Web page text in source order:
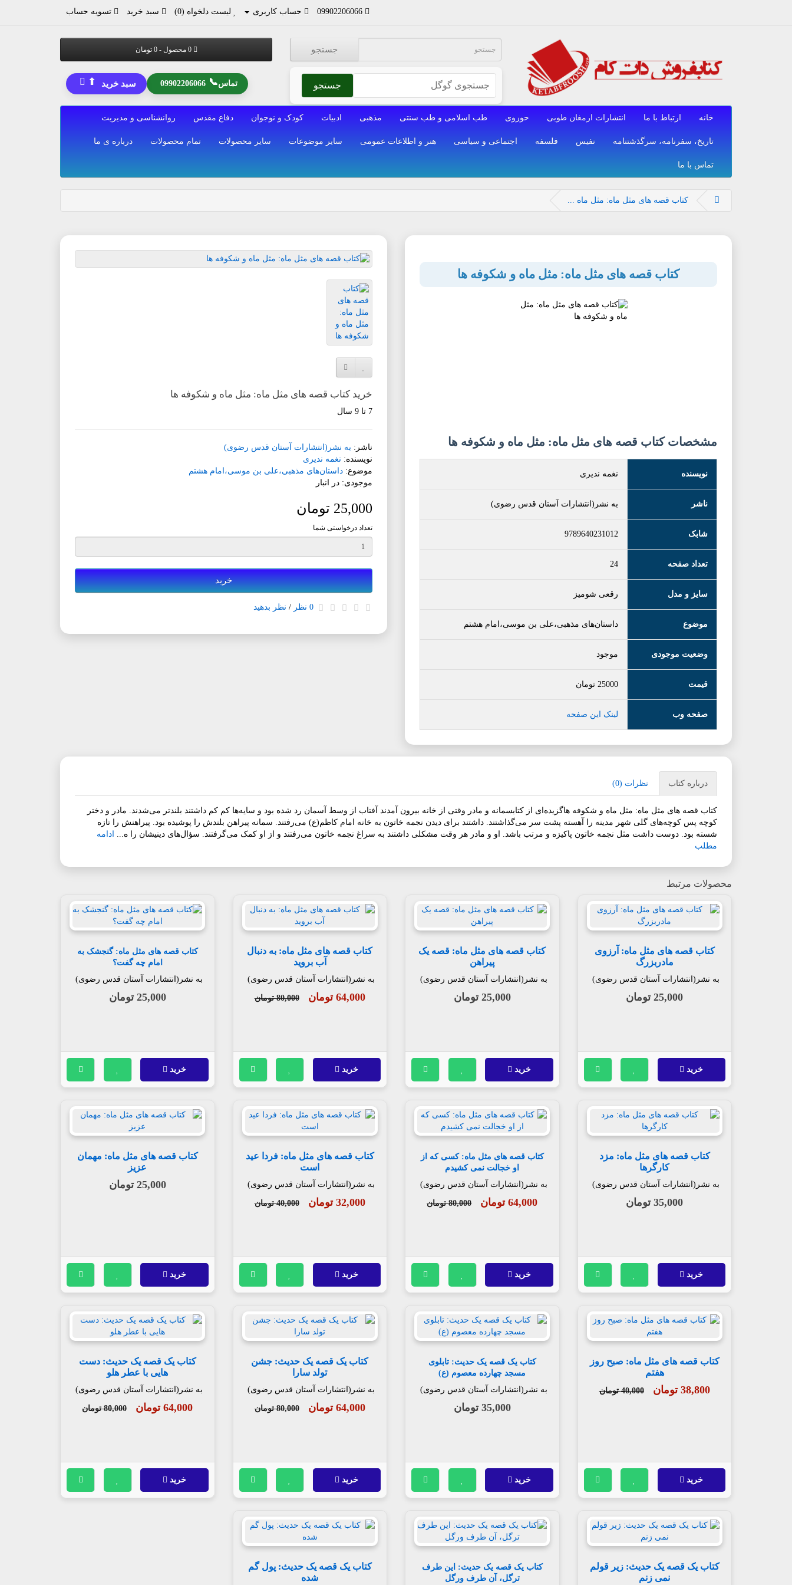
09902206066 حساب کاربری لیست دلخواه (0) سبد خرید تسویه حساب
جستجو
جستجو
0 محصول - 0 تومان
تماس📞
09902206066 سبد خرید ⬆
خانه ارتباط با ما انتشارات ارمغان طوبی حوزوی طب اسلامی و طب سنتی مذهبی ادبیات کودک و نوجوان دفاع مقدس روانشناسی و مدیریت
تاریخ، سفرنامه، سرگذشتنامه نفیس فلسفه اجتماعی و سیاسی هنر و اطلاعات عمومی سایر موضوعات سایر محصولات تمام محصولات درباره ی ما
تماس با ما
کتاب قصه های مثل ماه: مثل ماه ...
کتاب قصه های مثل ماه: مثل ماه و شکوفه ها
مشخصات کتاب قصه های مثل ماه: مثل ماه و شکوفه ها
نویسنده نغمه ندیری
ناشر به نشر(انتشارات آستان قدس رضوی)
شابک 9789640231012
تعداد صفحه 24
سایز و مدل رقعی شومیز
موضوع داستان‌های مذهبی،علی بن موسی،امام هشتم
وضعیت موجودی موجود
قیمت 25000 تومان
صفحه وب لینک این صفحه
افزودن به لیست دلخواه
خرید کتاب قصه های مثل ماه: مثل ماه و شکوفه ها
7 تا 9 سال
ناشر: به نشر(انتشارات آستان قدس رضوی)
نویسنده: نغمه ندیری
موضوع: داستان‌های مذهبی،علی بن موسی،امام هشتم
موجودی: در انبار
25,000 تومان
تعداد درخواستی شما
خرید
0 نظر / نظر بدهید
درباره کتاب نظرات (0)
کتاب قصه های مثل ماه: مثل ماه و شکوفه هاگزیده‌ای از کتابسمانه و مادر وقتی از خانه بیرون آمدند آفتاب از وسط آسمان رد شده بود و سایه‌ها کم کم داشتند بلندتر می‌شدند. مادر و دختر
کوچه پس کوچه‌های گلی شهر مدینه را آهسته پشت سر می‌گذاشتند. داشتند برای دیدن نجمه خاتون به خانه امام کاظم(ع) می‌رفتند. سمانه پیراهن بلندش را پوشیده بود. پیراهنش را تازه
شسته بود. دوست داشت مثل نجمه خاتون پاکیزه و مرتب باشد. او و مادر هر وقت مشکلی داشتند به سراغ نجمه خاتون می‌رفتند و از او کمک می‌گرفتند. سؤال‌های دینیشان را ه... ادامه
مطلب
محصولات مرتبط
کتاب قصه های مثل ماه: آرزوی
مادربزرگ
به نشر(انتشارات آستان قدس رضوی)
25,000 تومان
خرید
کتاب قصه های مثل ماه: قصه یک
پیراهن
به نشر(انتشارات آستان قدس رضوی)
25,000 تومان
خرید
کتاب قصه های مثل ماه: به دنبال
آب بروید
به نشر(انتشارات آستان قدس رضوی)
64,000 تومان 80,000 تومان
خرید
کتاب قصه های مثل ماه: گنجشک به
امام چه گفت؟
به نشر(انتشارات آستان قدس رضوی)
25,000 تومان
خرید
کتاب قصه های مثل ماه: مزد
کارگرها
به نشر(انتشارات آستان قدس رضوی)
35,000 تومان
خرید
کتاب قصه های مثل ماه: کسی که از
او خجالت نمی کشیدم
به نشر(انتشارات آستان قدس رضوی)
64,000 تومان 80,000 تومان
خرید
کتاب قصه های مثل ماه: فردا عید
است
به نشر(انتشارات آستان قدس رضوی)
32,000 تومان 40,000 تومان
خرید
کتاب قصه های مثل ماه: مهمان
عزیز
25,000 تومان
خرید
کتاب قصه های مثل ماه: صبح روز
هفتم
38,800 تومان 40,000 تومان
خرید
کتاب یک قصه یک حدیث: تابلوی
مسجد چهارده معصوم (ع)
به نشر(انتشارات آستان قدس رضوی)
35,000 تومان
خرید
کتاب یک قصه یک حدیث: جشن
تولد سارا
به نشر(انتشارات آستان قدس رضوی)
64,000 تومان 80,000 تومان
خرید
کتاب یک قصه یک حدیث: دست
هایی با عطر هلو
به نشر(انتشارات آستان قدس رضوی)
64,000 تومان 80,000 تومان
خرید
کتاب یک قصه یک حدیث: زیر قولم
نمی زنم
کتاب یک قصه یک حدیث: این طرف
ترگل، آن طرف ورگل
کتاب یک قصه یک حدیث: پول گم
شده